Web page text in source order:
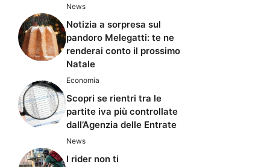
News
Notizia a sorpresa sul
pandoro Melegatti: te ne
renderai conto il prossimo
Natale
Economia
Scopri se rientri tra le
partite iva più controllate
dall’Agenzia delle Entrate
News
I rider non ti